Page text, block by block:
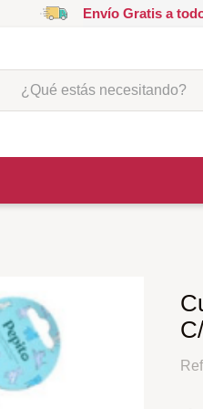
Envío Gratis a
estás necesitando?